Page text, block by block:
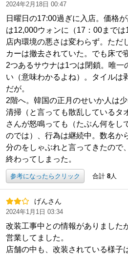
2024年2月18日 00:47
日曜日の17:00過ぎに入店。価格
は12,000ウォンに（17：00までは
店内環境の悪さは変わらず。ただ
カーは撤去されていた。でも床で
2つあるサウナは1つは閉鎖。唯一
い（意味わかるよね）。タイルは
だが。
2階へ。韓国の正月のせいか人は
清掃（と言っても散乱しているタ
さんが怒鳴っても（たぶん何をし
のでは）、行為は継続中。数名か
分のをしゃぶれと言ってきたので
終わってしまった。
参考になったらクリック 合計 8人
げんさん
2024年1月1日 03:34
改装工事中との情報がありました
営業してました。
店舗の中も、改装されている様子